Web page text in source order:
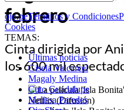
ojo.peTérminos y Condiciones
Cookies
TEMAS:
Últimas noticias
Gisela Valcarcel
Magaly Medina
Cuto Guadalupe
Melissa Paredes
febrero
Cinta dirigida por
los 600 mil